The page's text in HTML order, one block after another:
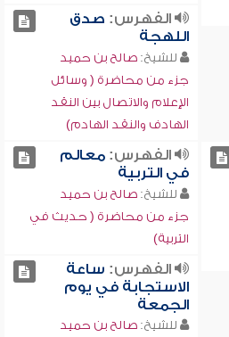
الفهرس: صدق
اللهجة
للشيخ:صالح بن حميد
جزء من محاضرة ( وسائل
الإعلام والاتصال بين النقد
الهادف والنقد الهادم)
الفهرس:معالم
في التربية
للشيخ:صالح بن حميد
جزء من محاضرة ( حديث في
التربية)
الفهرس: ساعة
الاستجابة في يوم
الجمعة
للشيخ:صالح بن حميد